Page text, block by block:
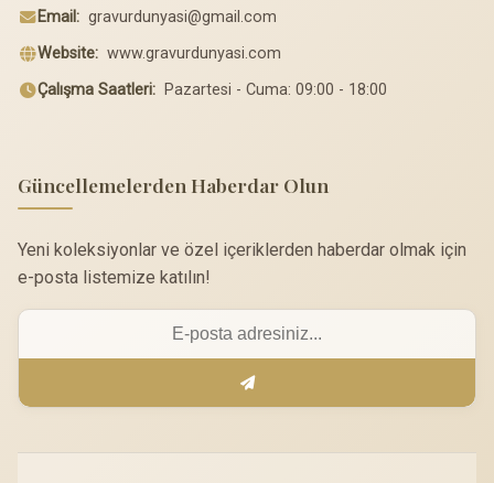
Email: gravurdunyasi@gmail.com
Website: www.gravurdunyasi.com
Çalışma Saatleri: Pazartesi - Cuma: 09:00 - 18:00
Güncellemelerden Haberdar Olun
Yeni koleksiyonlar ve özel içeriklerden haberdar olmak için
e-posta listemize katılın!